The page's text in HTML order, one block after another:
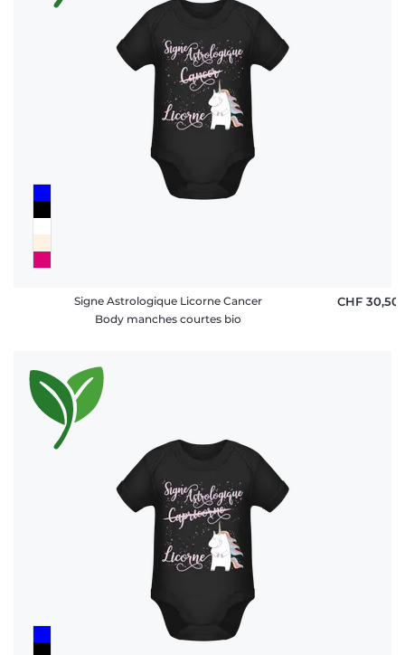
Signe Astrologique Licorne Cancer
Body manches courtes bio
CHF 30,50